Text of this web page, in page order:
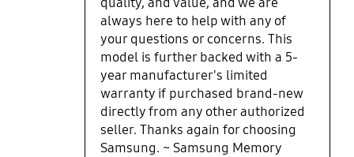
always here to help with any of
your questions or concerns. This
model is further backed with a 5-
year manufacturer's limited
warranty if purchased brand-new
directly from any other authorized
seller. Thanks again for choosing
Samsung. ~ Samsung Memory